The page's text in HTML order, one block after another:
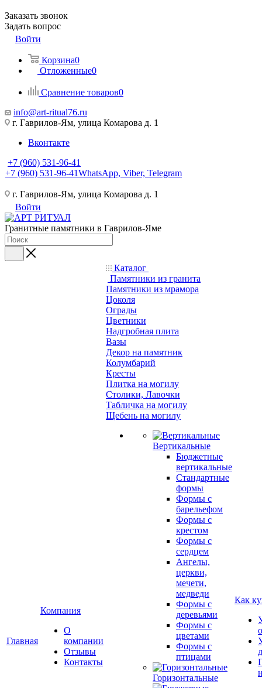
Заказать звонок
Задать вопрос
Войти
Корзина0
Отложенные0
Сравнение товаров0
info@art-ritual76.ru
г. Гаврилов-Ям, улица Комарова д. 1
Вконтакте
+7 (960) 531-96-41
+7 (960) 531-96-41WhatsApp, Viber, Telegram
г. Гаврилов-Ям, улица Комарова д. 1
Войти
Гранитные памятники в Гаврилов-Яме
Главная
Компания
О
компании
Отзывы
Контакты
Каталог
Памятники из гранита
Памятники из мрамора
Цоколя
Ограды
Цветники
Надгробная плита
Вазы
Декор на памятник
Колумбарий
Кресты
Плитка на могилу
Столики, Лавочки
Табличка на могилу
Щебень на могилу
Вертикальные
Бюджетные
вертикальные
Стандартные
формы
Формы с
барельефом
Формы с
крестом
Формы с
сердцем
Ангелы,
церкви,
мечети,
медведи
Формы с
деревьями
Формы с
цветами
Формы с
птицами
Горизонтальные
Как